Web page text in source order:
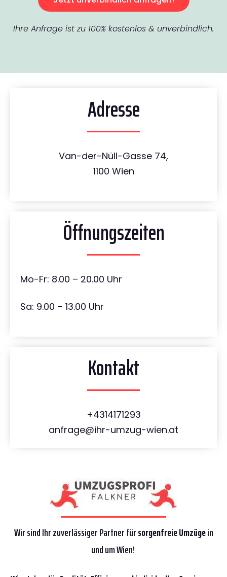
Ihre Anfrage ist zu 100% kostenlos & unverbindlich.
Adresse
Van-der-Nüll-Gasse 74,
1100 Wien
Öffnungszeiten
Mo-Fr: 8.00 – 20.00 Uhr
Sa: 9.00 – 13.00 Uhr
Kontakt
+4314171293
anfrage@ihr-umzug-wien.at
Wir sind Ihr zuverlässiger Partner fürsorgenfreie Umzügein
und um Wien!